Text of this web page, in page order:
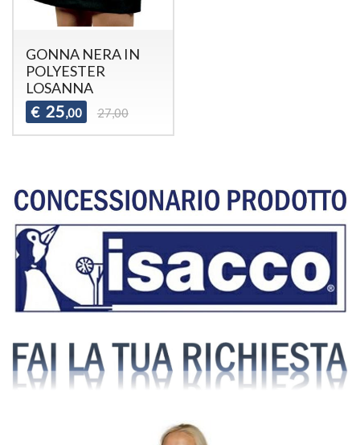
GONNA NERA IN
POLYESTER
LOSANNA
€ 25,00 27,00